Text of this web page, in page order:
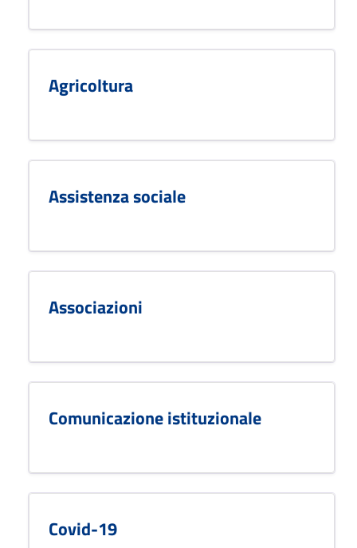
Agricoltura
Assistenza sociale
Associazioni
Comunicazione istituzionale
Covid-19